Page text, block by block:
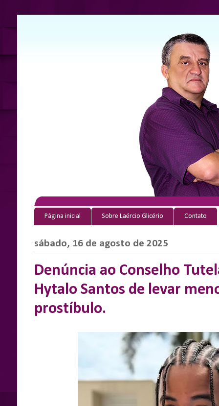
Página inicial Sobre Laércio Glicério Contato
sábado, 16 de agosto de 2025
Denúncia ao Conselho
Hytalo Santos de levar
prostíbulo.